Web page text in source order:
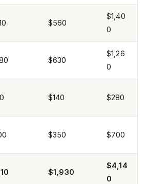
$560
$1,40
0
$630
$1,26
0
$140 $280
$350 $700
$1,930
$4,14
0